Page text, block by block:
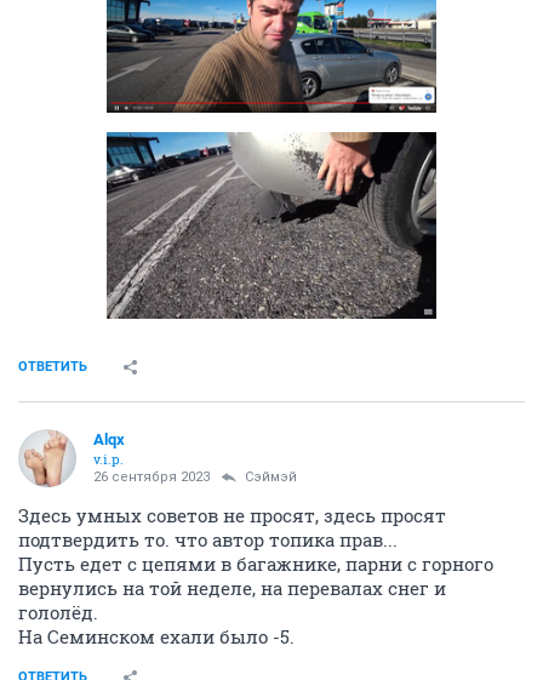
ОТВЕТИТЬ
Alqx
v.i.p.
26 сентября 2023 Сэймэй
Здесь умных советов не просят, здесь просят
подтвердить то. что автор топика прав...
Пусть едет с цепями в багажнике, парни с горного
вернулись на той неделе, на перевалах снег и
гололёд.
На Семинском ехали было -5.
ОТВЕТИТЬ